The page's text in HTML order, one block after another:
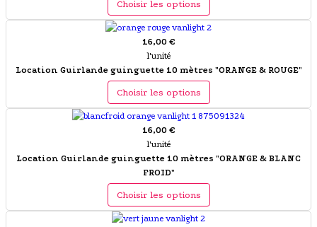
Choisir les options
16,00 €
l'unité
Location Guirlande guinguette 10 mètres "ORANGE & ROUGE"
Choisir les options
16,00 €
l'unité
Location Guirlande guinguette 10 mètres "ORANGE & BLANC
FROID"
Choisir les options